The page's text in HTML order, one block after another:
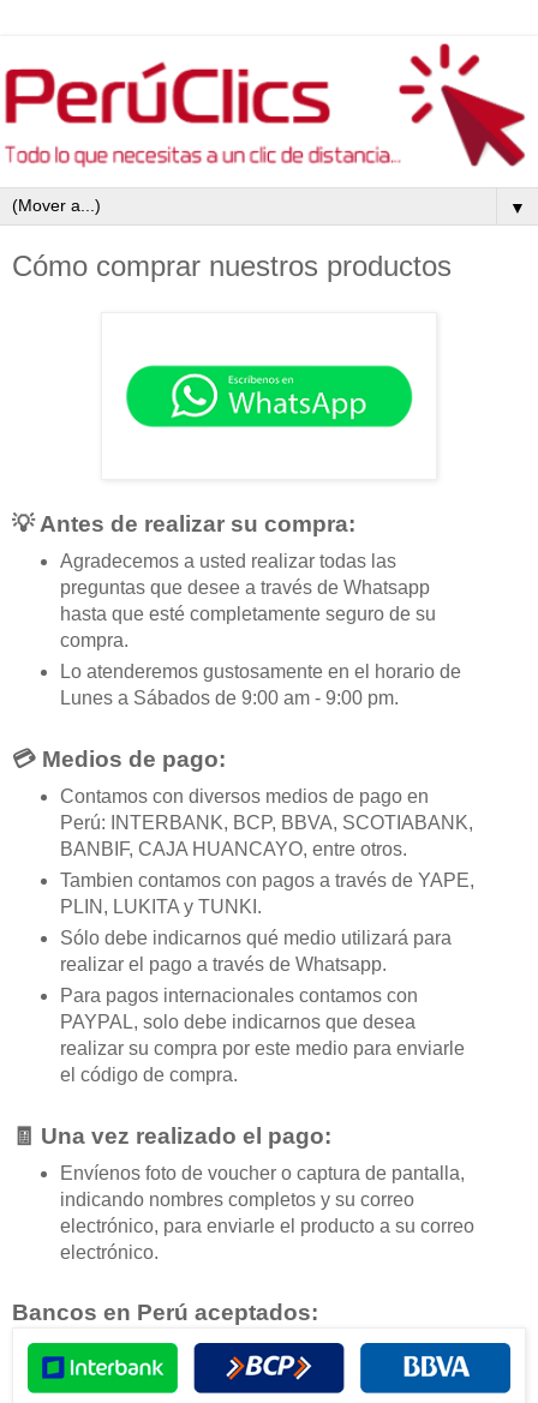
▼
Cómo comprar nuestros productos
💡 Antes de realizar su compra:
Agradecemos a usted realizar todas las
preguntas que desee a través de Whatsapp
hasta que esté completamente seguro de su
compra.
Lo atenderemos gustosamente en el horario de
Lunes a Sábados de 9:00 am - 9:00 pm.
💳 Medios de pago:
Contamos con diversos medios de pago en
Perú: INTERBANK, BCP, BBVA, SCOTIABANK,
BANBIF, CAJA HUANCAYO, entre otros.
Tambien contamos con pagos a través de YAPE,
PLIN, LUKITA y TUNKI.
Sólo debe indicarnos qué medio utilizará para
realizar el pago a través de Whatsapp.
Para pagos internacionales contamos con
PAYPAL, solo debe indicarnos que desea
realizar su compra por este medio para enviarle
el código de compra.
🧾 Una vez realizado el pago:
Envíenos foto de voucher o captura de pantalla,
indicando nombres completos y su correo
electrónico, para enviarle el producto a su correo
electrónico.
Bancos en Perú aceptados: